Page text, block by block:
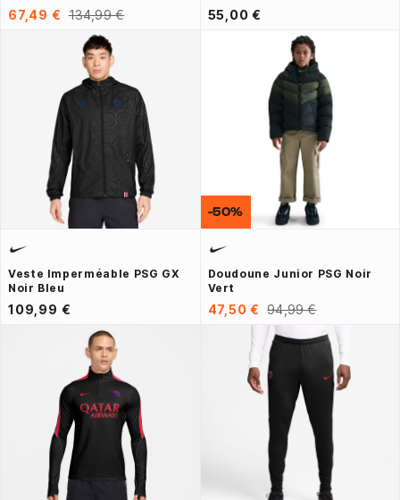
67,49 € 134,99 € 55,00 €
Veste Imperméable PSG GX
Noir Bleu
109,99 €
Doudoune Junior PSG Noir
Vert
47,50 € 94,99 €
-50%